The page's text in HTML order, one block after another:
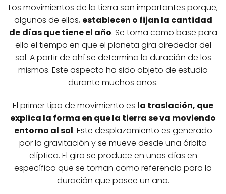
Los movimientos de la tierra son importantes porque,
algunos de ellos, establecen o fijan la cantidad
de días que tiene el año. Se toma como base para
ello el tiempo en que el planeta gira alrededor del
sol. A partir de ahí se determina la duración de los
mismos. Este aspecto ha sido objeto de estudio
durante muchos años.
El primer tipo de movimiento es la traslación, que
explica la forma en que la tierra se va moviendo
entorno al sol. Este desplazamiento es generado
por la gravitación y se mueve desde una órbita
elíptica. El giro se produce en unos días en
específico que se toman como referencia para la
duración que posee un año.